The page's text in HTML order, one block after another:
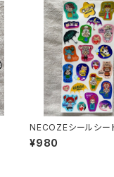
NECOZEシールシー
¥980